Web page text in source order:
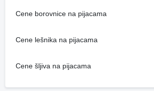
Cene borovnice na pijacama
Cene lešnika na pijacama
Cene šljiva na pijacama